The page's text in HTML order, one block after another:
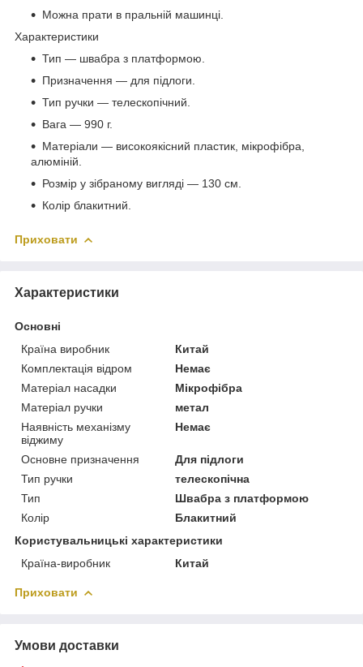
Можна прати в пральній машинці.
Характеристики
Тип — швабра з платформою.
Призначення — для підлоги.
Тип ручки — телескопічний.
Вага — 990 г.
Матеріали — високоякісний пластик, мікрофібра,
алюміній.
Розмір у зібраному вигляді — 130 см.
Колір блакитний.
Приховати
Характеристики
Основні
Країна виробник
Китай
Комплектація відром
Немає
Матеріал насадки
Мікрофібра
Матеріал ручки
метал
Наявність механізму
віджиму
Немає
Основне призначення
Для підлоги
Тип ручки
телескопічна
Тип
Швабра з платформою
Колір
Блакитний
Користувальницькі характеристики
Країна-виробник
Китай
Приховати
Умови доставки